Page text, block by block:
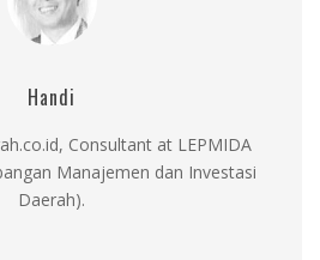
Handi
Consultant at LEPMIDA
Manajemen dan Investasi
Daerah).